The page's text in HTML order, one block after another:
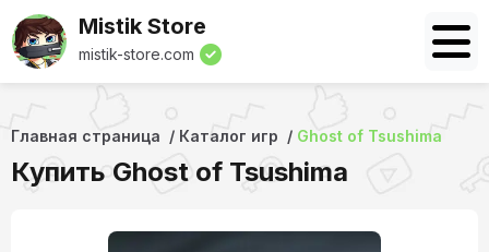
Mistik Store
mistik-store.com
Главная страница Каталог игр Ghost of Tsushima
Купить Ghost of Tsushima